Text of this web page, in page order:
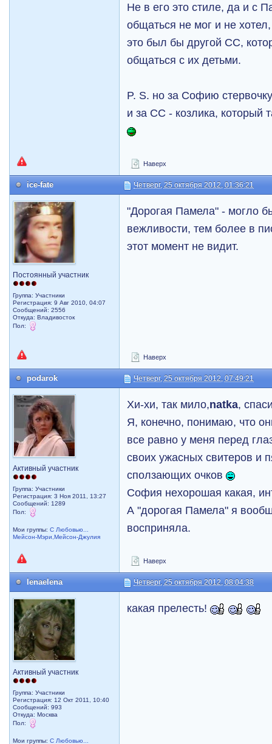
Не в его это стиле, да и с
общаться не мог и не
это был бы другой СС,
общаться с их детьми.
P. S. но за Софию
и за СС - козлика, который
Наверх
ice-fate Четверг, 25 октября 2012, 01:36:21
Постоянный участник
Группа: Участники
Регистрация: 9 Авг 2010, 04:07
Сообщений: 2556
Откуда: Владивосток
Пол:
"Дорогая Памела" - могло
вежливости, тем более в
этот момент не видит.
Наверх
podarok Четверг, 25 октября 2012, 07:49:21
Активный участник
Группа: Участники
Регистрация: 3 Ноя 2011, 13:27
Сообщений: 1289
Пол:
Мои группы:С Любовью...
Мейсон-Мэри,Мейсон-Джулия
Хи-хи, так мило,natka,
Я, конечно, понимаю, что
все равно у меня перед
своих ужасных свитеров и
сползающих очков
София нехорошая какая,
А "дорогая Памела" я
восприняла.
Наверх
lenaelena Четверг, 25 октября 2012, 08:04:38
Активный участник
Группа: Участники
Регистрация: 12 Окт 2011, 10:40
Сообщений: 993
Откуда: Москва
Пол:
Мои группы:С Любовью...
какая прелесть!